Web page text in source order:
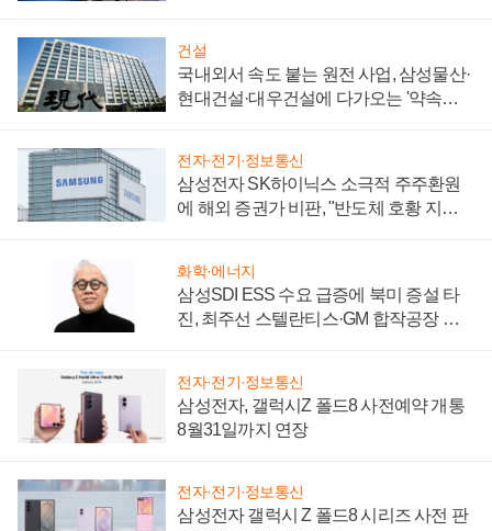
건설
국내외서 속도 붙는 원전 사업, 삼성물산·
현대건설·대우건설에 다가오는 '약속의
전자·전기·정보통신
삼성전자 SK하이닉스 소극적 주주환원
에 해외 증권가 비판, "반도체 호황 지속
화학·에너지
삼성SDI ESS 수요 급증에 북미 증설 타
진, 최주선 스텔란티스·GM 합작공장 건
전자·전기·정보통신
삼성전자, 갤럭시Z 폴드8 사전예약 개통
8월31일까지 연장
전자·전기·정보통신
삼성전자 갤럭시 Z 폴드8 시리즈 사전 판